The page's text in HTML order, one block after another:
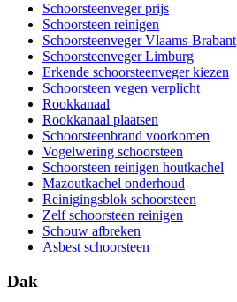
Schoorsteenveger prijs
Schoorsteen reinigen
Schoorsteenveger Vlaams-Brabant
Schoorsteenveger Limburg
Erkende schoorsteenveger kiezen
Schoorsteen vegen verplicht
Rookkanaal
Rookkanaal plaatsen
Schoorsteenbrand voorkomen
Vogelwering schoorsteen
Schoorsteen reinigen houtkachel
Mazoutkachel onderhoud
Reinigingsblok schoorsteen
Zelf schoorsteen reinigen
Schouw afbreken
Asbest schoorsteen
Dak